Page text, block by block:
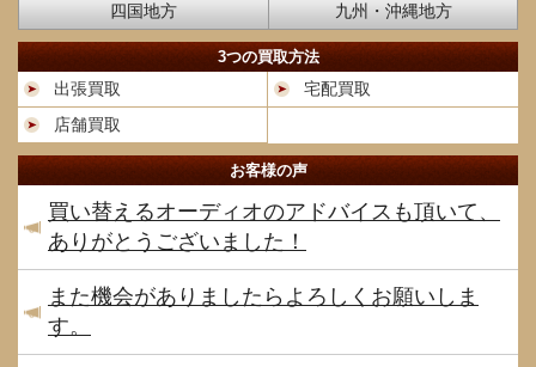
四国地方
九州・沖縄地方
3つの買取方法
出張買取
宅配買取
店舗買取
お客様の声
買い替えるオーディオのアドバイスも頂いて、
ありがとうございました！
また機会がありましたらよろしくお願いしま
す。